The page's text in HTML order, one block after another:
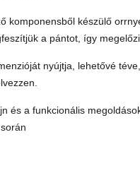
komponensből készülő
a pántot, így
nyújtja, lehetővé
és a funkcionális